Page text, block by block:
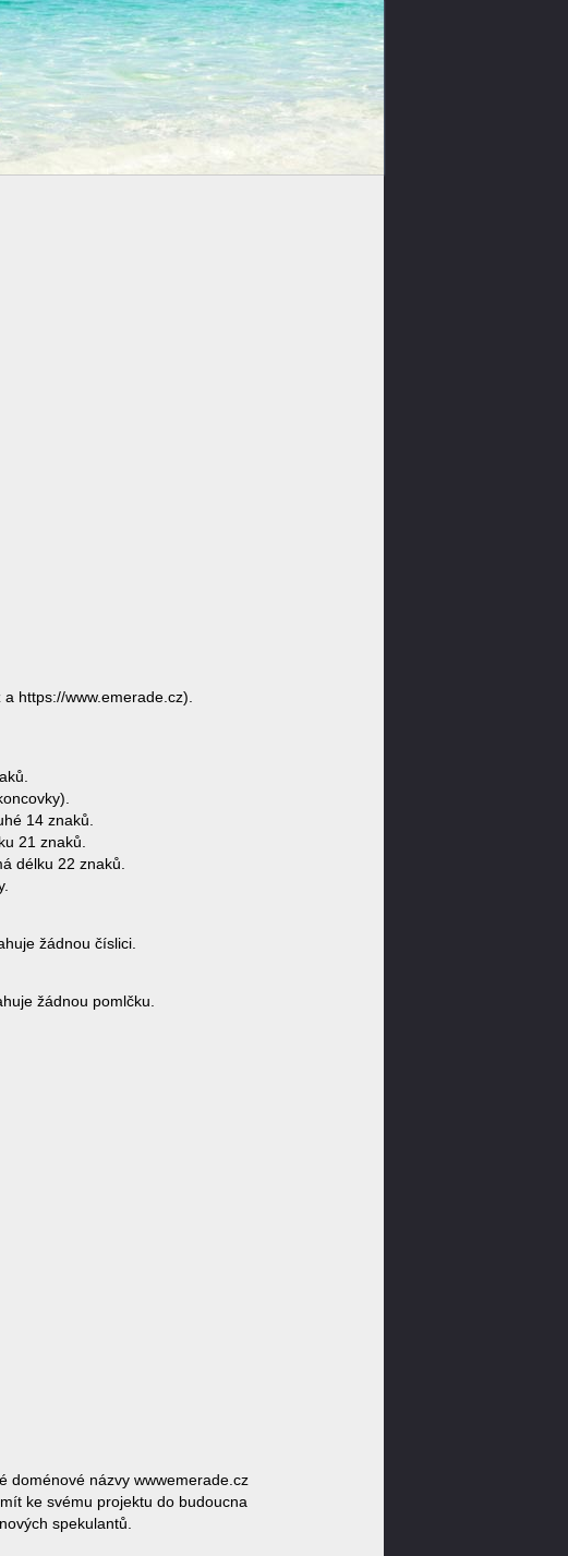
https://www.emerade.cz).
14 znaků.
21 znaků.
délku 22 znaků.
žádnou číslici.
žádnou pomlčku.
doménové názvy wwwemerade.cz
ke svému projektu do budoucna
spekulantů.